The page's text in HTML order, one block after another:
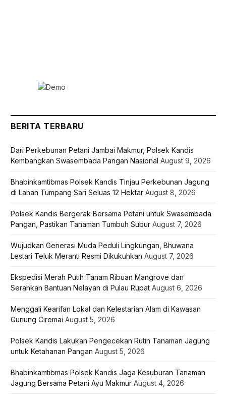
BERITA TERBARU
Dari Perkebunan Petani Jambai Makmur, Polsek Kandis
Kembangkan Swasembada Pangan Nasional August 9, 2026
Bhabinkamtibmas Polsek Kandis Tinjau Perkebunan Jagung
di Lahan Tumpang Sari Seluas 12 Hektar August 8, 2026
Polsek Kandis Bergerak Bersama Petani untuk Swasembada
Pangan, Pastikan Tanaman Tumbuh Subur August 7, 2026
Wujudkan Generasi Muda Peduli Lingkungan, Bhuwana
Lestari Teluk Meranti Resmi Dikukuhkan August 7, 2026
Ekspedisi Merah Putih Tanam Ribuan Mangrove dan
Serahkan Bantuan Nelayan di Pulau Rupat August 6, 2026
Menggali Kearifan Lokal dan Kelestarian Alam di Kawasan
Gunung Ciremai August 5, 2026
Polsek Kandis Lakukan Pengecekan Rutin Tanaman Jagung
untuk Ketahanan Pangan August 5, 2026
Bhabinkamtibmas Polsek Kandis Jaga Kesuburan Tanaman
Jagung Bersama Petani Ayu Makmur August 4, 2026